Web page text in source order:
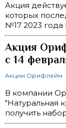
Акция
которых
№17 2023 года
Акция
с 14
Акции Орифлейм
В компании
"Натуральная
получить